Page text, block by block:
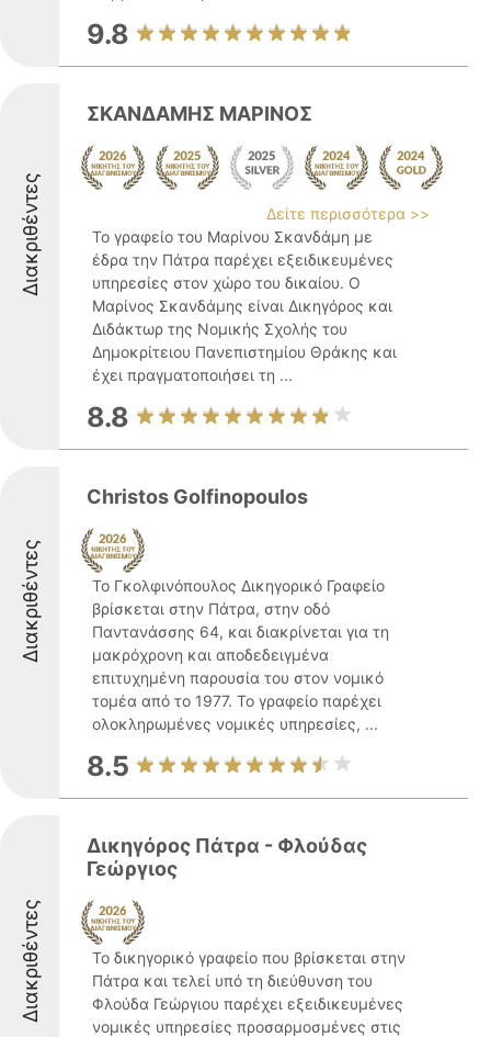
9.8
Διακριθέντες
ΣΚΑΝΔΑΜΗΣ ΜΑΡΙΝΟΣ
Δείτε περισσότερα >>
Το γραφείο του Μαρίνου Σκανδάμη με
έδρα την Πάτρα παρέχει εξειδικευμένες
υπηρεσίες στον χώρο του δικαίου. Ο
Μαρίνος Σκανδάμης είναι Δικηγόρος και
Διδάκτωρ της Νομικής Σχολής του
Δημοκρίτειου Πανεπιστημίου Θράκης και
έχει πραγματοποιήσει τη ...
8.8
Διακριθέντες
Christos Golfinopoulos
Το Γκολφινόπουλος Δικηγορικό Γραφείο
βρίσκεται στην Πάτρα, στην οδό
Παντανάσσης 64, και διακρίνεται για τη
μακρόχρονη και αποδεδειγμένα
επιτυχημένη παρουσία του στον νομικό
τομέα από το 1977. Το γραφείο παρέχει
ολοκληρωμένες νομικές υπηρεσίες, ...
8.5
Διακριθέντες
Δικηγόρος Πάτρα - Φλούδας
Γεώργιος
Το δικηγορικό γραφείο που βρίσκεται στην
Πάτρα και τελεί υπό τη διεύθυνση του
Φλούδα Γεώργιου παρέχει εξειδικευμένες
νομικές υπηρεσίες προσαρμοσμένες στις